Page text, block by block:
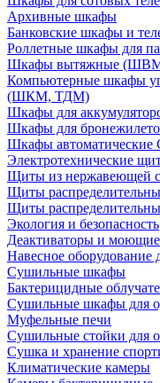
Архивные шкафы
Банковские шкафы и
Роллетные шкафы для
Шкафы вытяжные
Компьютерные шкафы
(ШКМ, ТДМ)
Шкафы для
Шкафы для
Шкафы автоматические
Электротехнические
Щиты из нержавеющей
Щиты
Щиты
Экология и безопасность
Деактиваторы и моющие
Навесное оборудование
Сушильные шкафы
Бактерицидные
Сушильные шкафы для
Муфельные печи
Сушильные стойки для
Сушка и хранение
Климатические камеры